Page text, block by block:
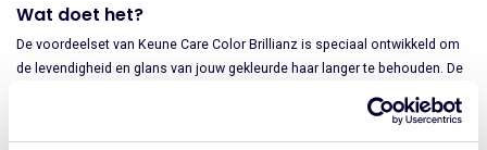
aantal
Wat doet het?
De voordeelset van Keune Care Color Brillianz is speciaal ontwikkeld om
de levendigheid en glans van jouw gekleurde haar langer te behouden. De
nieuwe haarkleur extra stralen en blaast dof geworden tinten weer leven
in. Met deze complete verzorgingsroutine haal je de zekerheid van